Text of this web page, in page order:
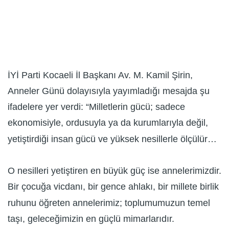
İYİ Parti Kocaeli İl Başkanı Av. M. Kamil Şirin,
Anneler Günü dolayısıyla yayımladığı mesajda şu
ifadelere yer verdi: “Milletlerin gücü; sadece
ekonomisiyle, ordusuyla ya da kurumlarıyla değil,
yetiştirdiği insan gücü ve yüksek nesillerle ölçülür…
O nesilleri yetiştiren en büyük güç ise annelerimizdir.
Bir çocuğa vicdanı, bir gence ahlakı, bir millete birlik
ruhunu öğreten annelerimiz; toplumumuzun temel
taşı, geleceğimizin en güçlü mimarlarıdır.